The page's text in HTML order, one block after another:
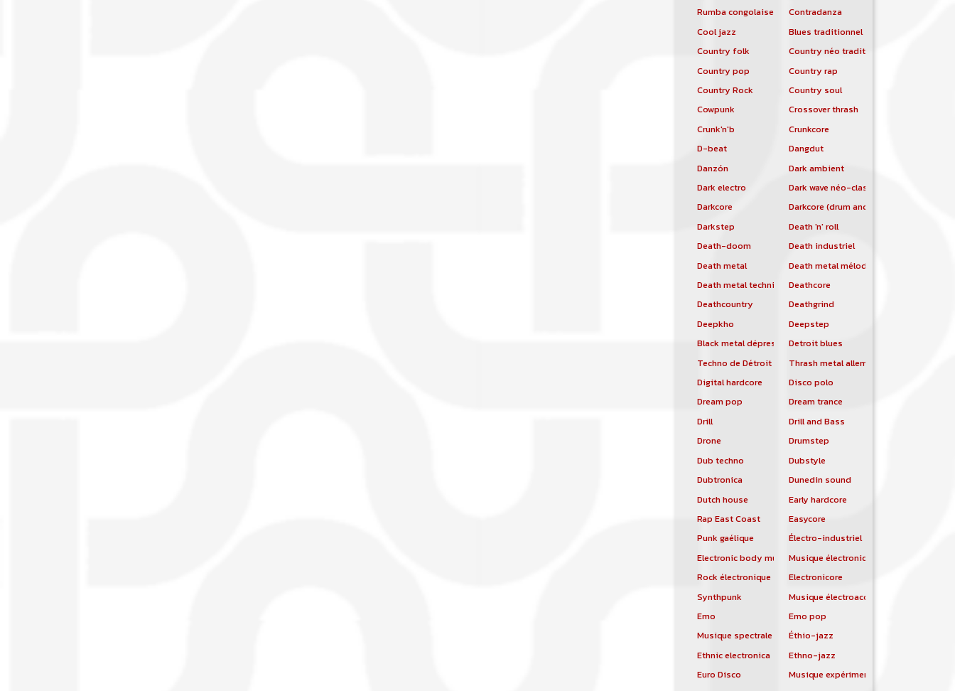
Rumba congolaise
Contradanza
Cool jazz
Blues traditionnel
Country folk
Country néo traditionnelle
Country pop
Country rap
Country Rock
Country soul
Cowpunk
Crossover thrash
Crunk'n'b
Crunkcore
D-beat
Dangdut
Danzón
Dark ambient
Dark electro
Dark wave néo-classique
Darkcore
Darkcore (drum and bass)
Darkstep
Death 'n' roll
Death-doom
Death industriel
Death metal
Death metal mélodique
Death metal techniqueDeathcore
Deathcountry
Deathgrind
Deepkho
Deepstep
Black metal dépressif Detroit blues
Techno de Détroit
Thrash metal allemand
Digital hardcore
Disco polo
Dream pop
Dream trance
Drill
Drill and Bass
Drone
Drumstep
Dub techno
Dubstyle
Dubtronica
Dunedin sound
Dutch house
Early hardcore
Rap East Coast
Easycore
Punk gaélique
Électro-industriel
Electronic body musicMusique électronique
Rock électronique
Electronicore
Synthpunk
Musique électroacoustique
Emo
Emo pop
Musique spectrale
Éthio-jazz
Ethnic electronica
Ethno-jazz
Euro Disco
Musique expérimentale